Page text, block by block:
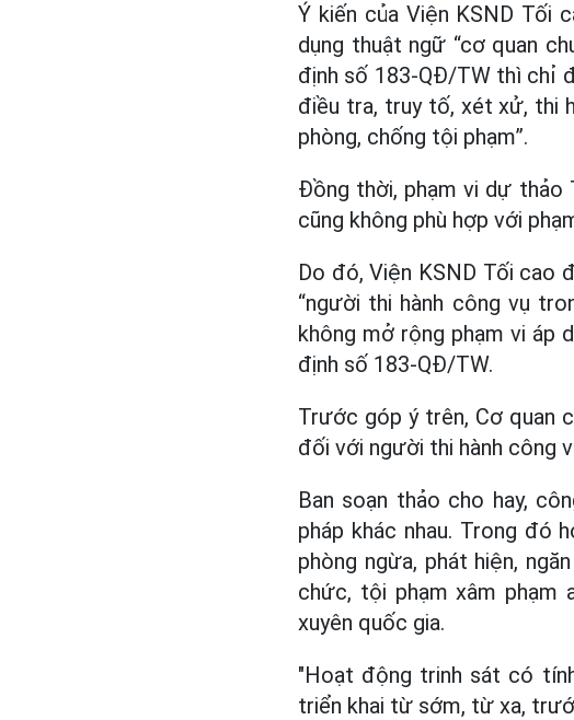
Ý kiến của Viện KSND Tối
dụng thuật ngữ “cơ quan
định số 183-QĐ/TW thì chỉ
điều tra, truy tố, xét xử, thi
phòng, chống tội phạm”.
Đồng thời, phạm vi dự thảo
cũng không phù hợp với
Do đó, Viện KSND Tối cao
“người thi hành công vụ
không mở rộng phạm vi áp
định số 183-QĐ/TW.
Trước góp ý trên, Cơ quan
đối với người thi hành công
Ban soạn thảo cho hay,
pháp khác nhau. Trong
phòng ngừa, phát hiện,
chức, tội phạm xâm phạm
xuyên quốc gia.
"Hoạt động trinh sát có
triển khai từ sớm, từ xa,